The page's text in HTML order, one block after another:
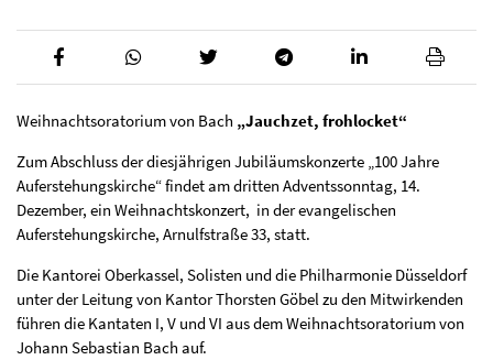
Weihnachtsoratorium von Bach „Jauchzet, frohlocket“
Zum Abschluss der diesjährigen Jubiläumskonzerte „100 Jahre
Auferstehungskirche“ findet am dritten Adventssonntag, 14.
Dezember, ein Weihnachtskonzert, in der evangelischen
Auferstehungskirche, Arnulfstraße 33, statt.
Die Kantorei Oberkassel, Solisten und die Philharmonie Düsseldorf
unter der Leitung von Kantor Thorsten Göbel zu den Mitwirkenden
führen die Kantaten I, V und VI aus dem Weihnachtsoratorium von
Johann Sebastian Bach auf.